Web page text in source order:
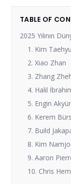
TABLE OF
2025 Yılının
1. Kim
2. Xiao Zhan
3. Zhang
4. Halil
5. Engin
6. Kerem
7. Build
8. Kim
9. Aaron
10. Chris